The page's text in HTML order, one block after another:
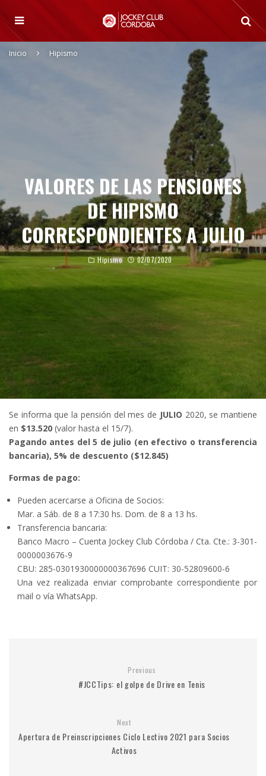
Inicio Hipismo
VALORES DE LAS PENSIONES
DE HIPISMO
CORRESPONDIENTES A JULIO
Hipismo 02/07/2020
Se informa que la pensión del mes de JULIO 2020, se mantiene
en $13.520 (valor hasta el 15/7).
Pagando antes del 5 de julio (en efectivo o transferencia
bancaria), 5% de descuento ($12.845)
Formas de pago:
Pueden acercarse a Oficina de Socios:
Mar. a Sáb. de 8 a 17:30 hs. Dom. de 8 a 13 hs.
Transferencia bancaria:
Banco Macro – Cuenta Jockey Club Córdoba / Cta. Cte.: 3-301-
0000003676-9
CBU: 285-0301930000000367696 CUIT: 30-52809600-6
Una vez realizada enviar comprobante correspondiente por
mail o vía WhatsApp.
Previous
#JCCTips: el golpe de Drive en Tenis
Next
Apertura de Preinscripciones Ciclo Lectivo 2021 para Socios
Activos